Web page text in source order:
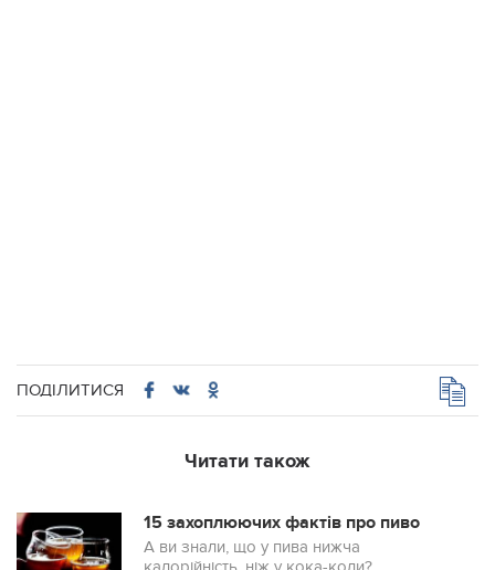
ПОДІЛИТИСЯ
Читати також
15 захоплюючих фактів про пиво
А ви знали, що у пива нижча